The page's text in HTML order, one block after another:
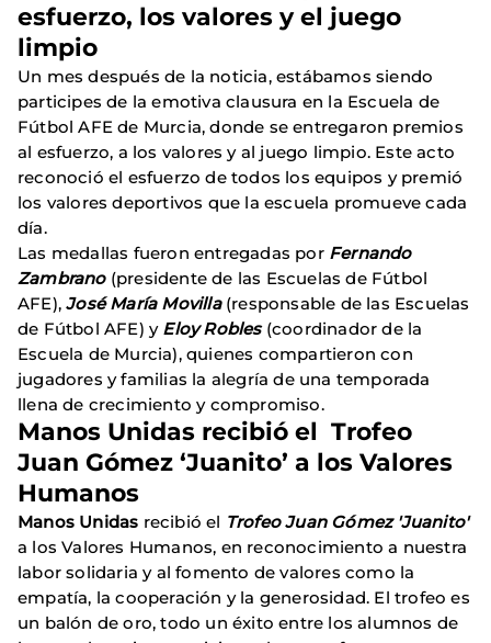
esfuerzo, los valores y el juego
limpio
Un mes después de la noticia, estábamos siendo
participes de la emotiva clausura en la Escuela de
Fútbol AFE de Murcia, donde se entregaron premios
al esfuerzo, a los valores y al juego limpio. Este acto
reconoció el esfuerzo de todos los equipos y premió
los valores deportivos que la escuela promueve cada
día.
Las medallas fueron entregadas por Fernando
Zambrano(presidente de las Escuelas de Fútbol
AFE),José María Movilla(responsable de las Escuelas
de Fútbol AFE) y Eloy Robles(coordinador de la
Escuela de Murcia), quienes compartieron con
jugadores y familias la alegría de una temporada
llena de crecimiento y compromiso.
Manos Unidas recibió el Trofeo
Juan Gómez ‘Juanito’ a los Valores
Humanos
Manos Unidas recibió el Trofeo Juan Gómez 'Juanito'
a los Valores Humanos, en reconocimiento a nuestra
labor solidaria y al fomento de valores como la
empatía, la cooperación y la generosidad. El trofeo es
un balón de oro, todo un éxito entre los alumnos de